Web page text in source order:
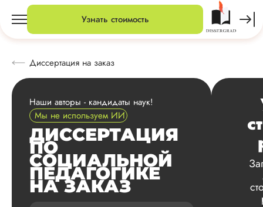
Узнать стоимость
Диссертация на заказ
Наши авторы - кандидаты наук!
Мы не используем ИИ
ДИССЕРТАЦИЯ
ПО
СОЦИАЛЬНОЙ
ПЕДАГОГИКЕ
НА ЗАКАЗ